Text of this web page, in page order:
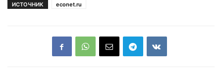
ИСТОЧНИК econet.ru